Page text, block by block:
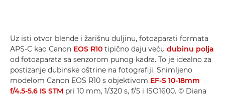
Uz isti otvor blende i žarišnu duljinu, fotoaparati formata
APS-C kao Canon EOS R10 tipično daju veću dubinu polja
od fotoaparata sa senzorom punog kadra. To je idealno za
postizanje dubinske oštrine na fotografiji. Snimljeno
modelom Canon EOS R10 s objektivom EF-S 10-18mm
f/4.5-5.6 IS STM pri 10 mm, 1/320 s, f/5 i ISO1600. © Diana